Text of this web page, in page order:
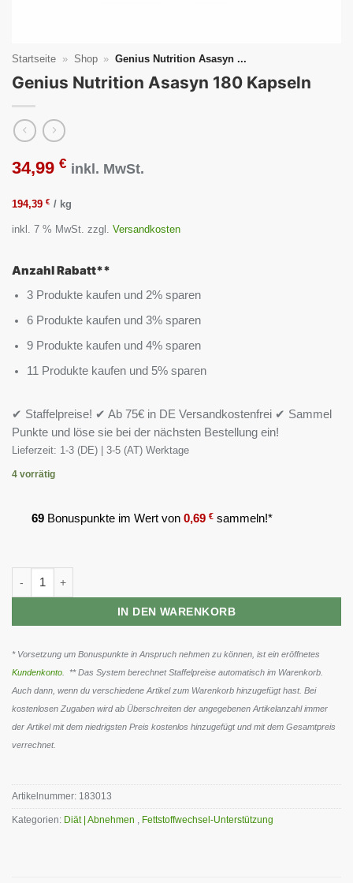
Startseite » Shop » Genius Nutrition Asasyn ...
Genius Nutrition Asasyn 180 Kapseln
34,99 € inkl. MwSt.
194,39 € / kg
inkl. 7 % MwSt. zzgl. Versandkosten
Anzahl Rabatt**
3 Produkte kaufen und 2% sparen
6 Produkte kaufen und 3% sparen
9 Produkte kaufen und 4% sparen
11 Produkte kaufen und 5% sparen
✔ Staffelpreise! ✔ Ab 75€ in DE Versandkostenfrei ✔ Sammel
Punkte und löse sie bei der nächsten Bestellung ein!
Lieferzeit: 1-3 (DE) | 3-5 (AT) Werktage
4 vorrätig
69 Bonuspunkte im Wert von 0,69 € sammeln!*
Genius Nutrition Asasyn 180 Kapseln Menge
IN DEN WARENKORB
* Vorsetzung um Bonuspunkte in Anspruch nehmen zu können, ist ein eröffnetes
Kundenkonto . ** Das System berechnet Staffelpreise automatisch im Warenkorb.
Auch dann, wenn du verschiedene Artikel zum Warenkorb hinzugefügt hast. Bei
kostenlosen Zugaben wird ab Überschreiten der angegebenen Artikelanzahl immer
der Artikel mit dem niedrigsten Preis kostenlos hinzugefügt und mit dem Gesamtpreis
verrechnet.
Artikelnummer: 183013
Kategorien: Diät | Abnehmen , Fettstoffwechsel-Unterstützung